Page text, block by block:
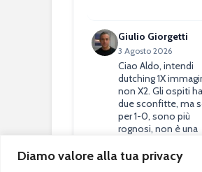
Diamo valore alla tua privacy
Giulio Giorgetti
3 Agosto 2026
Ciao Aldo, intendi
dutching 1X
non X2. Gli ospiti
due sconfitte, ma
per 1-0, sono più
rognosi, non è una